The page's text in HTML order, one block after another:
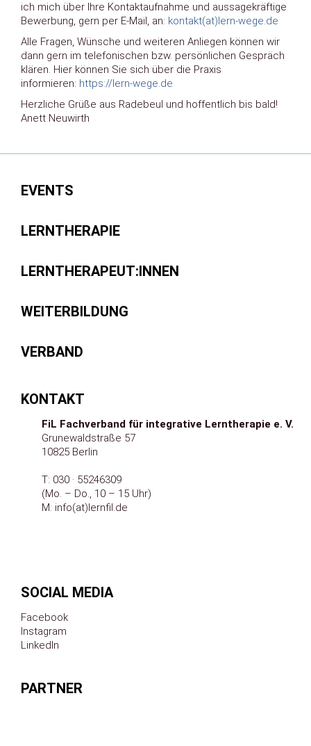
ich mich über Ihre Kontaktaufnahme und aussagekräftige
Bewerbung, gern per E-Mail, an: kontakt(at)lern-wege.de
Alle Fragen, Wünsche und weiteren Anliegen können wir
dann gern im telefonischen bzw. persönlichen Gespräch
klären. Hier können Sie sich über die Praxis
informieren: https://lern-wege.de
Herzliche Grüße aus Radebeul und hoffentlich bis bald!
Anett Neuwirth
EVENTS
LERNTHERAPIE
LERNTHERAPEUT:INNEN
WEITERBILDUNG
VERBAND
KONTAKT
FiL Fachverband für integrative Lerntherapie e. V.
Grunewaldstraße 57
10825 Berlin
T: 030 · 55246309
(Mo. – Do., 10 – 15 Uhr)
M: info(at)lernfil.de
SOCIAL MEDIA
Facebook
Instagram
LinkedIn
PARTNER